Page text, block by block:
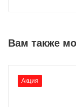
Вам также
Акция